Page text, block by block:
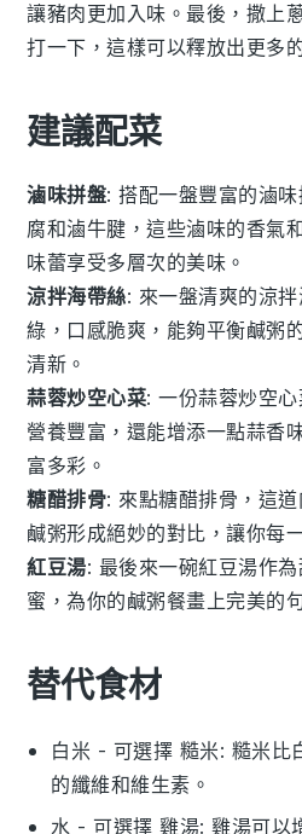
讓豬肉更加入味。最後，撒上
打一下，這樣可以釋放出更多
建議配菜
滷味拼盤: 搭配一盤豐富的滷
腐和滷牛腱，這些滷味的香氣
味蕾享受多層次的美味。
涼拌海帶絲: 來一盤清爽的涼
綠，口感脆爽，能夠平衡鹹粥
清新。
蒜蓉炒空心菜: 一份蒜蓉炒空心
營養豐富，還能增添一點蒜香
富多彩。
糖醋排骨: 來點糖醋排骨 ，這道
鹹粥形成絕妙的對比，讓你每
紅豆湯: 最後來一碗紅豆湯作
蜜，為你的鹹粥餐畫上完美的
替代食材
白米 - 可選擇 糙米: 糙米比
的纖維和維生素。
水 - 可選擇雞湯: 雞湯可以